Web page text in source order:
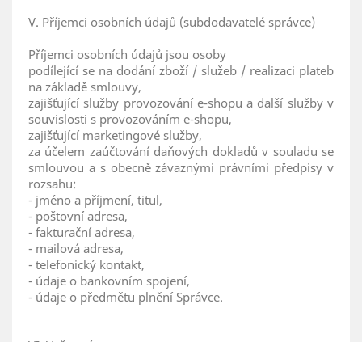
V. Příjemci osobních údajů (subdodavatelé správce)
Příjemci osobních údajů jsou osoby
podílející se na dodání zboží / služeb / realizaci plateb
na základě smlouvy,
zajišťující služby provozování e-shopu a další služby v
souvislosti s provozováním e-shopu,
zajišťující marketingové služby,
za účelem zaúčtování daňových dokladů v souladu se
smlouvou a s obecně závaznými právními předpisy v
rozsahu:
- jméno a příjmení, titul,
- poštovní adresa,
- fakturační adresa,
- mailová adresa,
- telefonický kontakt,
- údaje o bankovním spojení,
- údaje o předmětu plnění Správce.